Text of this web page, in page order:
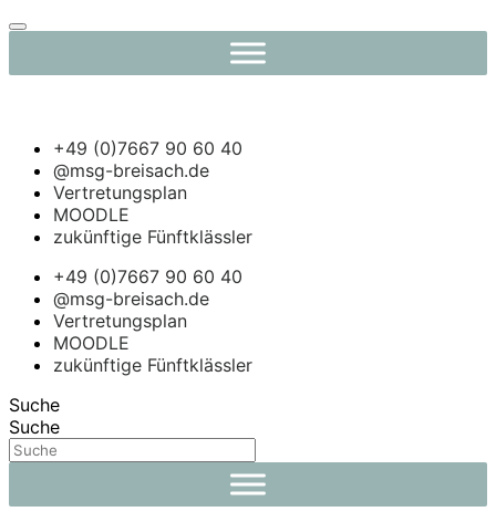
Navigation
+49 (0)7667 90 60 40
@msg-breisach.de
Vertretungsplan
MOODLE
zukünftige Fünftklässler
+49 (0)7667 90 60 40
@msg-breisach.de
Vertretungsplan
MOODLE
zukünftige Fünftklässler
Suche
Suche